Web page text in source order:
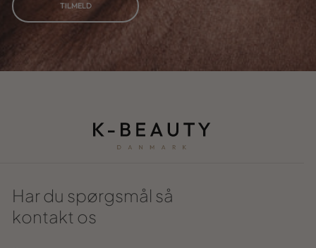
TILMELD
Har du spørgsmål så
kontakt os